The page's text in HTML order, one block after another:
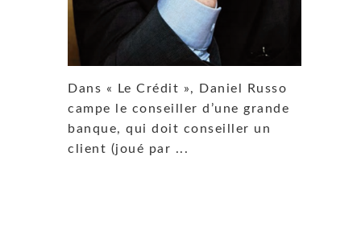
Dans « Le Crédit », Daniel Russo
campe le conseiller d’une grande
banque, qui doit conseiller un
client (joué par ...